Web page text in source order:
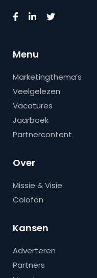
Menu
Marketingthema’s
Veelgelezen
Vacatures
Jaarboek
Partnercontent
Over
Missie & Visie
Colofon
Kansen
Adverteren
Partners